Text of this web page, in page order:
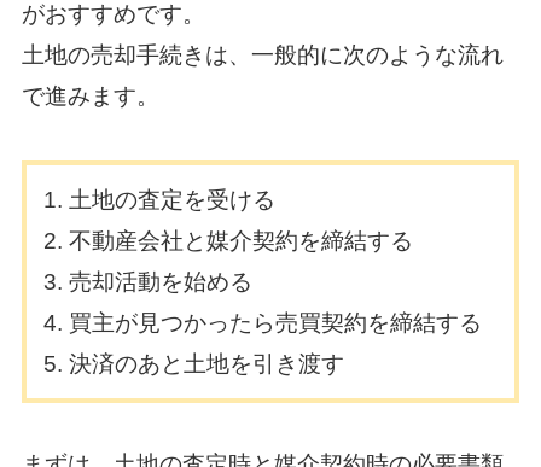
がおすすめです。
土地の売却手続きは、一般的に次のような流れ
で進みます。
土地の査定を受ける
不動産会社と媒介契約を締結する
売却活動を始める
買主が見つかったら売買契約を締結する
決済のあと土地を引き渡す